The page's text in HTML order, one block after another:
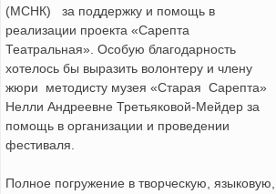
(МСНК) за поддержку и помощь в
реализации проекта «Сарепта
Театральная». Особую благодарность
хотелось бы выразить волонтеру и члену
жюри методисту музея «Старая Сарепта»
Нелли Андреевне Третьяковой-Мейдер за
помощь в организации и проведении
фестиваля.
Полное погружение в творческую, языковую,